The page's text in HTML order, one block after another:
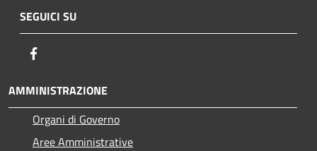
SEGUICI SU
AMMINISTRAZIONE
Organi di Governo
Aree Amministrative